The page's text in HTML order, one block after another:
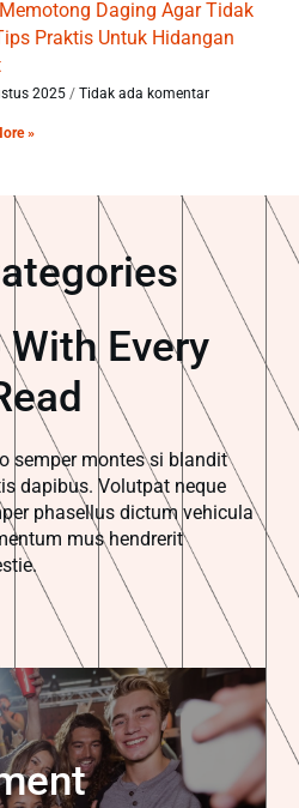
Daging Agar Tidak
Praktis Untuk Hidangan
2025 Tidak ada komentar
»
Every
semper montes si blandit
dapibus. Volutpat neque
phasellus dictum vehicula
mus hendrerit